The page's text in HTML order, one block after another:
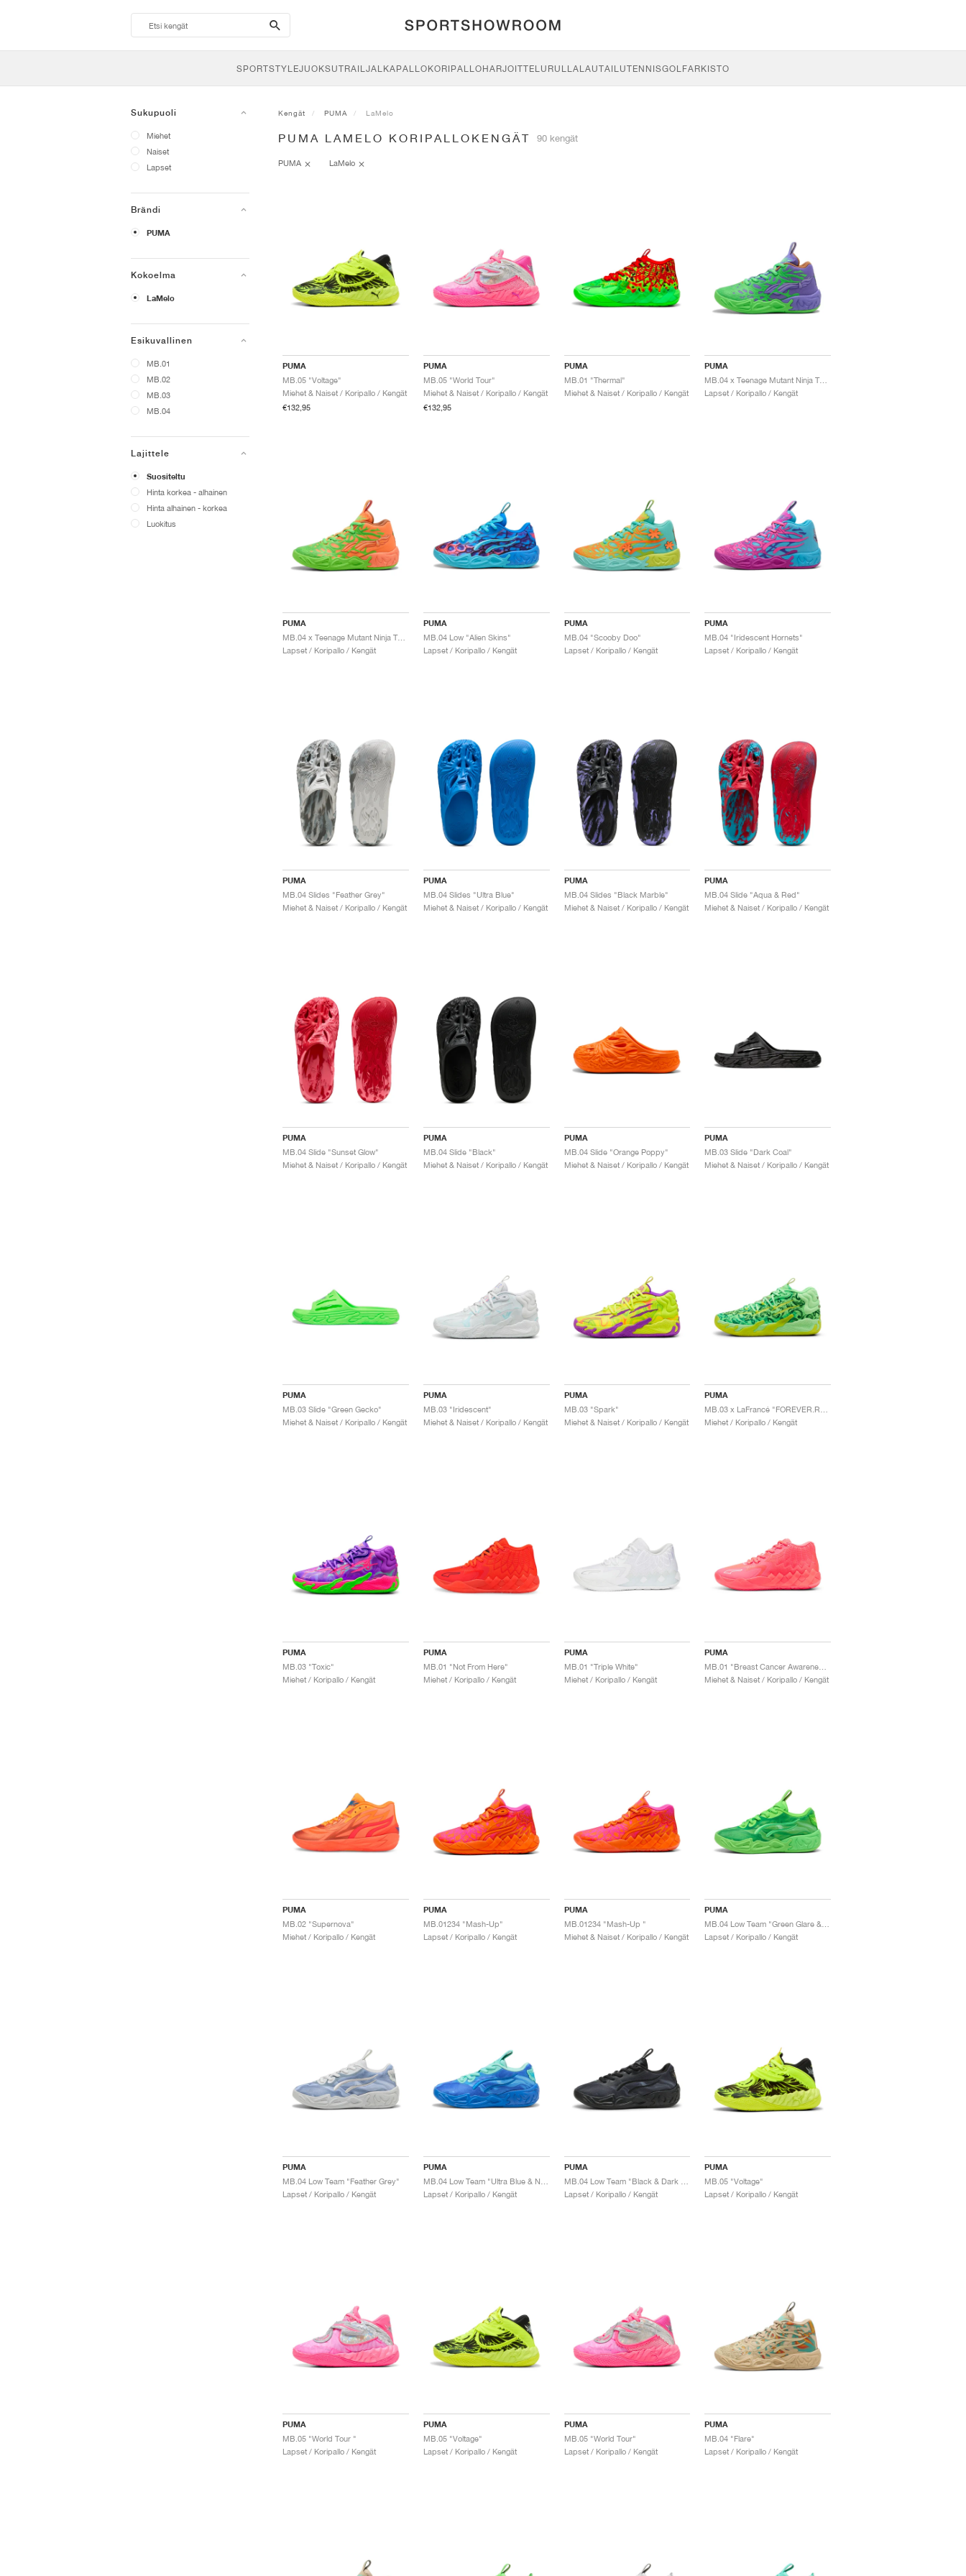
search-
btn
SPORTSTYLEJUOKSUTRAILJALKAPALLOKORIPALLOHARJOITTELU RULLALAUTAILUTENNISGOLFARKISTO
Sukupuoli
Miehet
Naiset
Lapset
Brändi
PUMA
Kokoelma
LaMelo
Esikuvallinen
MB.01
MB.02
MB.03
MB.04
Lajittele
Suositeltu
Hinta korkea - alhainen
Hinta alhainen - korkea
Luokitus
Kengät PUMA LaMelo
PUMA LAMELO KORIPALLOKENGÄT 90 kengät
PUMA LaMelo
PUMA
MB.05 "Voltage"
Miehet & Naiset / Koripallo / Kengät
€132,95
PUMA
MB.05 "World Tour"
Miehet & Naiset / Koripallo / Kengät
€132,95
PUMA
MB.01 "Thermal"
Miehet & Naiset / Koripallo / Kengät
PUMA
MB.04 x Teenage Mutant Ninja Turtles "Raphael and Donatello"
Lapset / Koripallo / Kengät
PUMA
MB.04 x Teenage Mutant Ninja Turtles "Leonardo & Michelangelo"
Lapset / Koripallo / Kengät
PUMA
MB.04 Low "Alien Skins"
Lapset / Koripallo / Kengät
PUMA
MB.04 "Scooby Doo"
Lapset / Koripallo / Kengät
PUMA
MB.04 "Iridescent Hornets"
Lapset / Koripallo / Kengät
PUMA
MB.04 Slides "Feather Grey"
Miehet & Naiset / Koripallo / Kengät
PUMA
MB.04 Slides "Ultra Blue"
Miehet & Naiset / Koripallo / Kengät
PUMA
MB.04 Slides "Black Marble"
Miehet & Naiset / Koripallo / Kengät
PUMA
MB.04 Slide "Aqua & Red"
Miehet & Naiset / Koripallo / Kengät
PUMA
MB.04 Slide "Sunset Glow"
Miehet & Naiset / Koripallo / Kengät
PUMA
MB.04 Slide "Black"
Miehet & Naiset / Koripallo / Kengät
PUMA
MB.04 Slide "Orange Poppy"
Miehet & Naiset / Koripallo / Kengät
PUMA
MB.03 Slide "Dark Coal"
Miehet & Naiset / Koripallo / Kengät
PUMA
MB.03 Slide "Green Gecko"
Miehet & Naiset / Koripallo / Kengät
PUMA
MB.03 "Iridescent"
Miehet & Naiset / Koripallo / Kengät
PUMA
MB.03 "Spark"
Miehet & Naiset / Koripallo / Kengät
PUMA
Miehet / Koripallo / Kengät
PUMA
MB.03 "Toxic"
Miehet / Koripallo / Kengät
PUMA
MB.01 "Not From Here"
Miehet / Koripallo / Kengät
PUMA
MB.01 "Triple White"
Miehet / Koripallo / Kengät
PUMA
Miehet & Naiset / Koripallo / Kengät
PUMA
MB.02 "Supernova"
Miehet / Koripallo / Kengät
PUMA
MB.01234 "Mash-Up"
Lapset / Koripallo / Kengät
PUMA
MB.01234 "Mash-Up "
Miehet & Naiset / Koripallo / Kengät
PUMA
Lapset / Koripallo / Kengät
PUMA
MB.04 Low Team "Feather Grey"
Lapset / Koripallo / Kengät
PUMA
Lapset / Koripallo / Kengät
PUMA
Lapset / Koripallo / Kengät
PUMA
MB.05 "Voltage"
Lapset / Koripallo / Kengät
PUMA
MB.05 "World Tour "
Lapset / Koripallo / Kengät
PUMA
MB.05 "Voltage"
Lapset / Koripallo / Kengät
PUMA
MB.05 "World Tour"
Lapset / Koripallo / Kengät
PUMA
MB.04 "Flare"
Lapset / Koripallo / Kengät